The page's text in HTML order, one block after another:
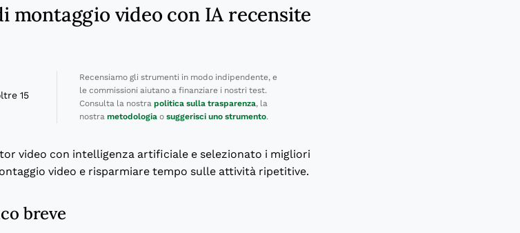
video con IA recensite
15
Recensiamo gli strumenti in modo indipendente, e
le commissioni aiutano a finanziare i nostri test.
Consulta la nostra politica sulla trasparenza, la
nostra metodologiao suggerisci uno strumento.
video con intelligenza artificiale e selezionato i migliori
video e risparmiare tempo sulle attività ripetitive.
breve